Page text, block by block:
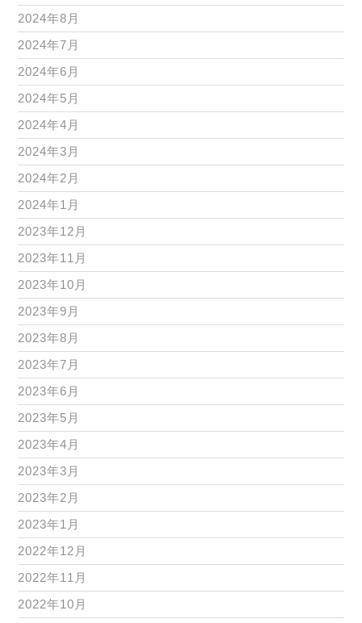
2024年8月
2024年7月
2024年6月
2024年5月
2024年4月
2024年3月
2024年2月
2024年1月
2023年12月
2023年11月
2023年10月
2023年9月
2023年8月
2023年7月
2023年6月
2023年5月
2023年4月
2023年3月
2023年2月
2023年1月
2022年12月
2022年11月
2022年10月